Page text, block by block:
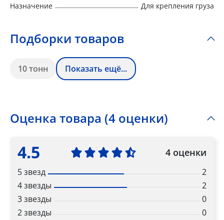
Назначение
Для крепления груза
Подборки товаров
10 тонн Показать ещё...
Оценка товара (4 оценки)
4.5 4 оценки
5 звезд
2
4 звезды
2
3 звезды
0
2 звезды
0